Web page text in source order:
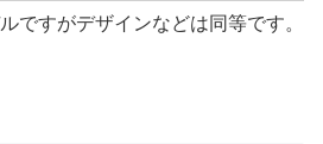
ですがデザインなどは同等です。